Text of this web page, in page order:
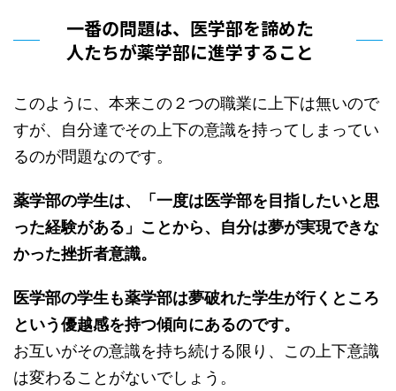
一番の問題は、医学部を諦めた
人たちが薬学部に進学すること
このように、本来この２つの職業に上下は無いので
すが、自分達でその上下の意識を持ってしまってい
るのが問題なのです。
薬学部の学生は、「一度は医学部を目指したいと思
った経験がある」ことから、自分は夢が実現できな
かった挫折者意識。
医学部の学生も薬学部は夢破れた学生が行くところ
という優越感を持つ傾向にあるのです。
お互いがその意識を持ち続ける限り、この上下意識
は変わることがないでしょう。